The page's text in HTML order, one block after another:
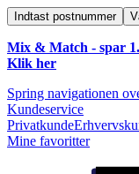
Indtast postnummer
Mix & Match - spar
Klik her
Spring navigationen
Kundeservice
Privatkunde
Mine favoritter